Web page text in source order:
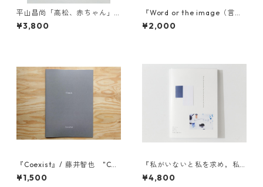
平山昌尚「高松、赤ちゃん」
展示記念トートバッグ
¥3,800
『Word or the image（言葉
が先か、イメージが先か）』/
noisy_eye "Word or the im
¥2,000
『Coexist』/ 藤井智也 "Coe
xist" / Tomoya Fujii
¥1,500
『私がいないと私を求め，私
がいると私の前から逃げるも
の』/ 吉田和生
¥4,800